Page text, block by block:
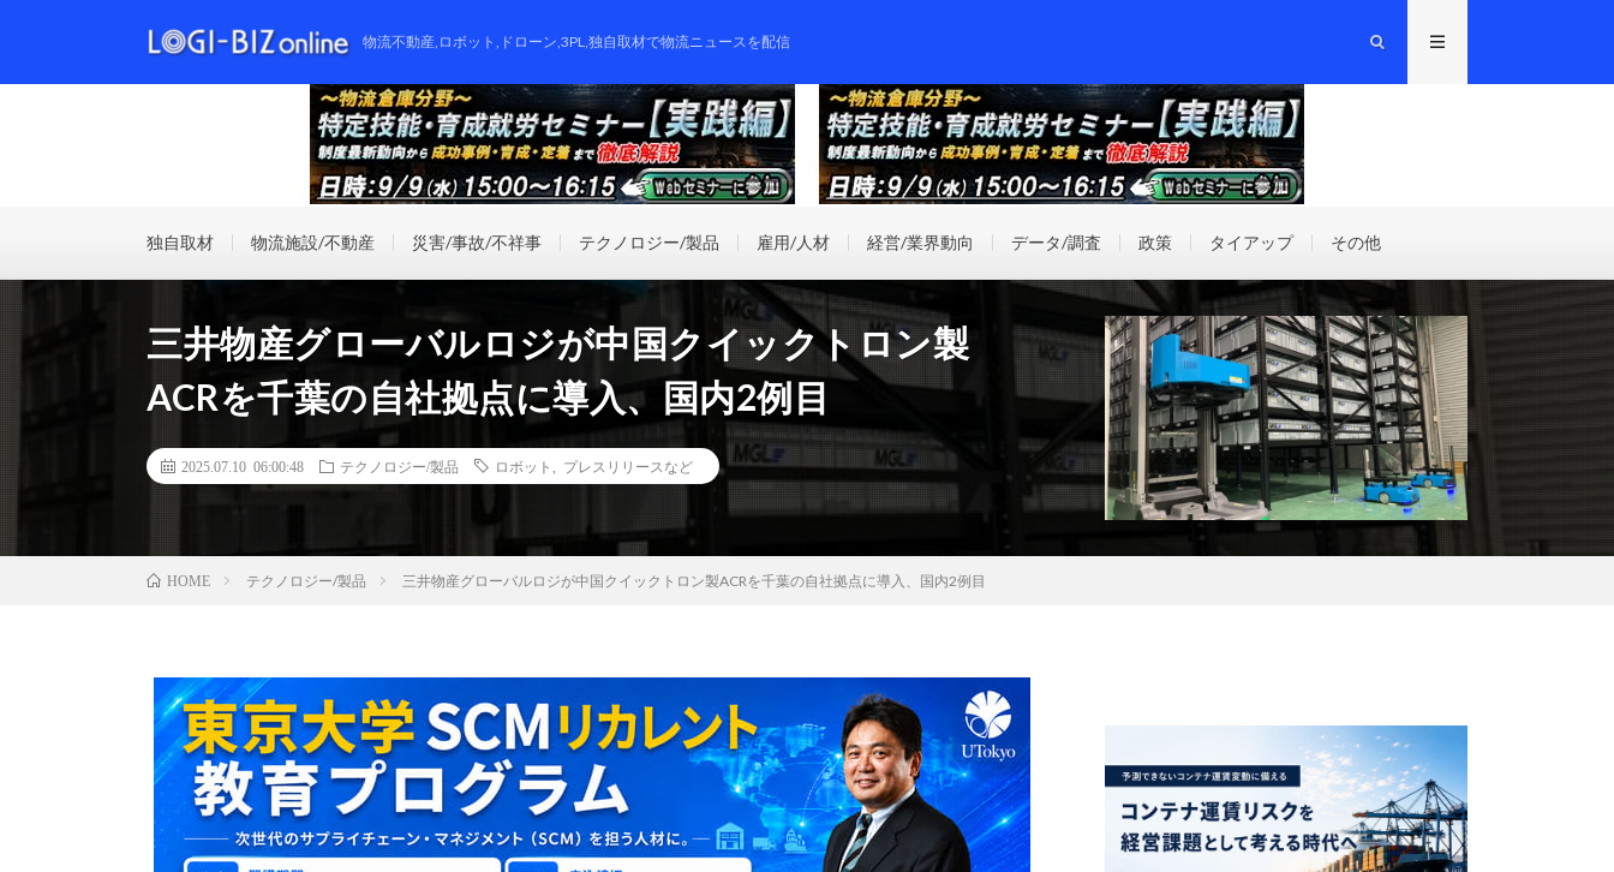
物流不動産,ロボット,ドローン,3PL,独自取材で物流ニュースを配信
独自取材 物流施設/不動産 災害/事故/不祥事 テクノロジー/製品 雇用/人材 経営/業界動向 データ/調査 政策 タイアップ その他
三井物産グローバルロジが中国クイックトロン製
ACRを千葉の自社拠点に導入、国内2例目
2025.07.10 06:00:48 テクノロジー/製品 ロボット プレスリリースなど
HOME テクノロジー/製品 三井物産グローバルロジが中国クイックトロン製ACRを千葉の自社拠点に導入、国内2例目